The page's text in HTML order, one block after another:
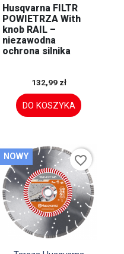
Husqvarna FILTR
POWIETRZA With
knob RAIL –
niezawodna
ochrona silnika
132,99 zł
DO KOSZYKA
NOWY favorite_border